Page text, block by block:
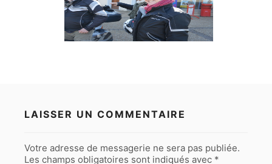
LAISSER UN COMMENTAIRE
Votre adresse de messagerie ne sera pas publiée.
Les champs obligatoires sont indiqués avec *